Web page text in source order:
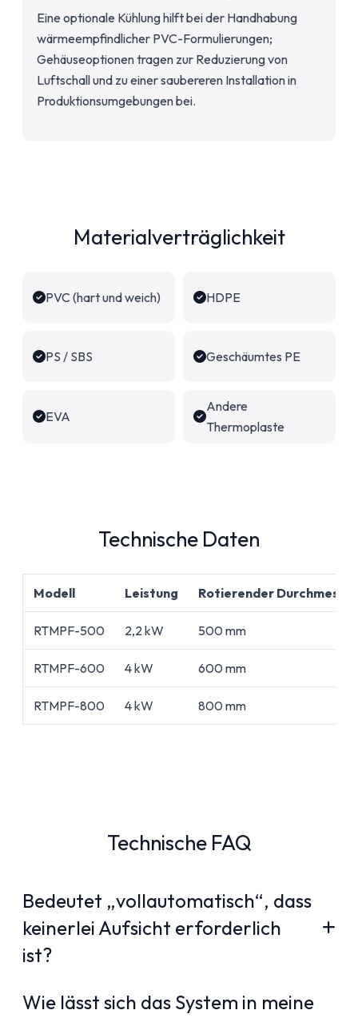
Eine optionale Kühlung hilft bei der Handhabung
wärmeempfindlicher PVC-Formulierungen;
Gehäuseoptionen tragen zur Reduzierung von
Luftschall und zu einer saubereren Installation in
Produktionsumgebungen bei.
Materialverträglichkeit
PVC (hart und weich) HDPE
PS / SBS Geschäumtes PE
EVA
Andere
Thermoplaste
Technische Daten
Modell Leistung Rotierender Durchmesser
RTMPF-500 2,2 kW 500 mm
RTMPF-600 4 kW 600 mm
RTMPF-800 4 kW 800 mm
Technische FAQ
Bedeutet „vollautomatisch“, dass
keinerlei Aufsicht erforderlich
ist?
Wie lässt sich das System in meine